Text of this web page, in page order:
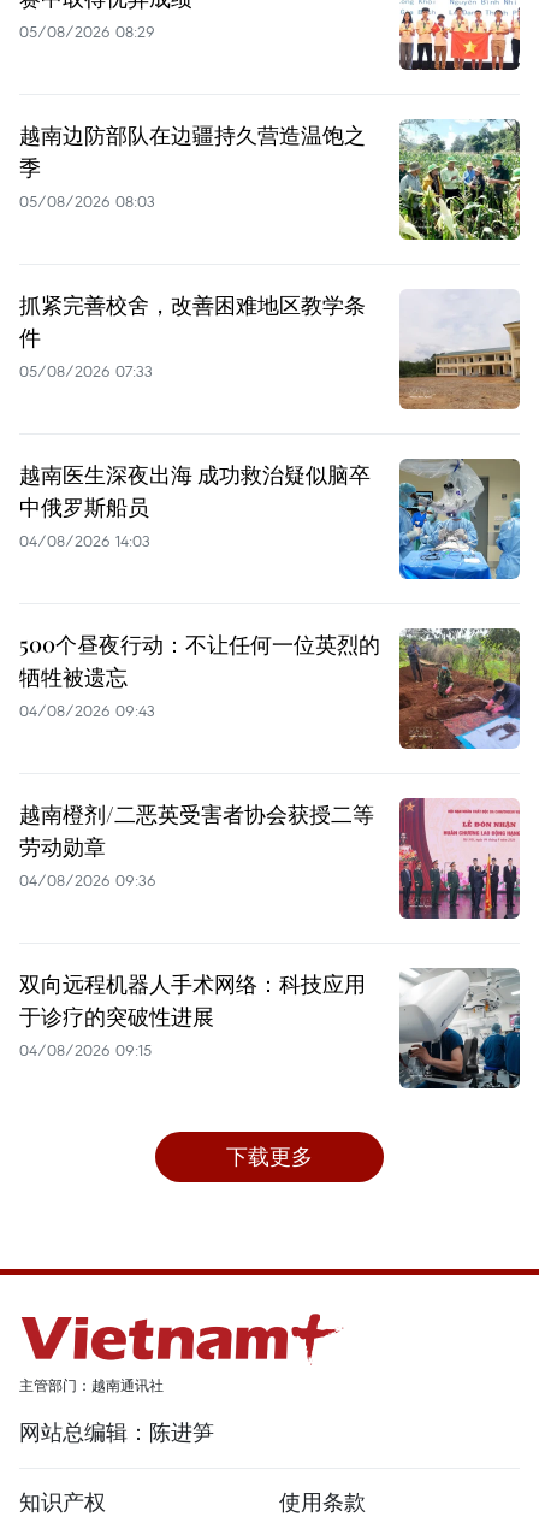
05/08/2026 08:29
越南边防部队在边疆持久营造温饱之
季
05/08/2026 08:03
抓紧完善校舍，改善困难地区教学条
件
05/08/2026 07:33
越南医生深夜出海 成功救治疑似脑卒
中俄罗斯船员
04/08/2026 14:03
500个昼夜行动：不让任何一位英烈的
牺牲被遗忘
04/08/2026 09:43
越南橙剂/二恶英受害者协会获授二等
劳动勋章
04/08/2026 09:36
双向远程机器人手术网络：科技应用
于诊疗的突破性进展
04/08/2026 09:15
下载更多
主管部门：越南通讯社
网站总编辑：陈进笋
知识产权 使用条款